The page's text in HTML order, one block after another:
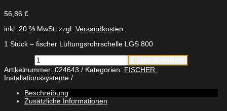
56,86 €
inkl. 20 % MwSt. zzgl. Versandkosten
1 Stück – fischer Lüftungsrohrschelle LGS 800
fischer
Lüftungsrohrschelle
LGS
800
Menge
Artikelnummer: 024643 Kategorien: FISCHER
Installationssysteme
Beschreibung
Zusätzliche Informationen